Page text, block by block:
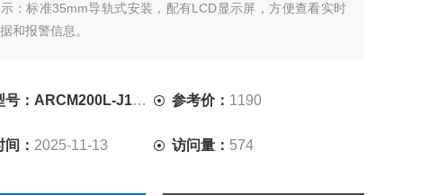
：标准35mm导轨式安装，配有LCD显示屏，方便查看实时
和报警信息。
方式：支持嵌入式安装等多种安装方式，满足不同场景的需
：ARCM200L-J12T4 参考价： 1190
： 2025-11-13 访问量： 574